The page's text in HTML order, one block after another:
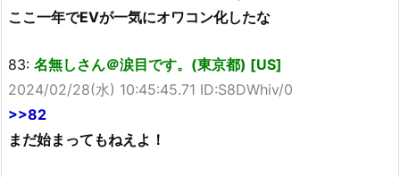
ここ一年でEVが一気にオワコン化したな
83: 名無しさん＠涙目です。(東京都) [US]
2024/02/28(水) 10:45:45.71 ID:S8DWhiv/0
>>82
まだ始まってもねえよ！